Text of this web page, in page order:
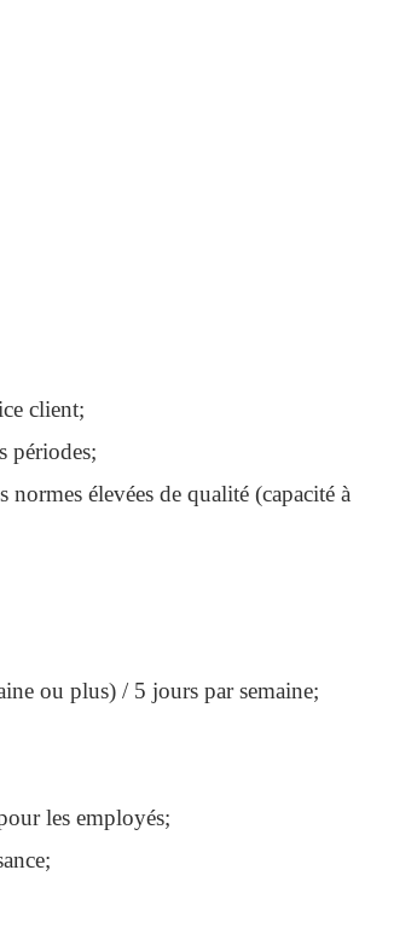
client;
périodes;
élevées de qualité (capacité à
ou plus) / 5 jours par semaine;
les employés;